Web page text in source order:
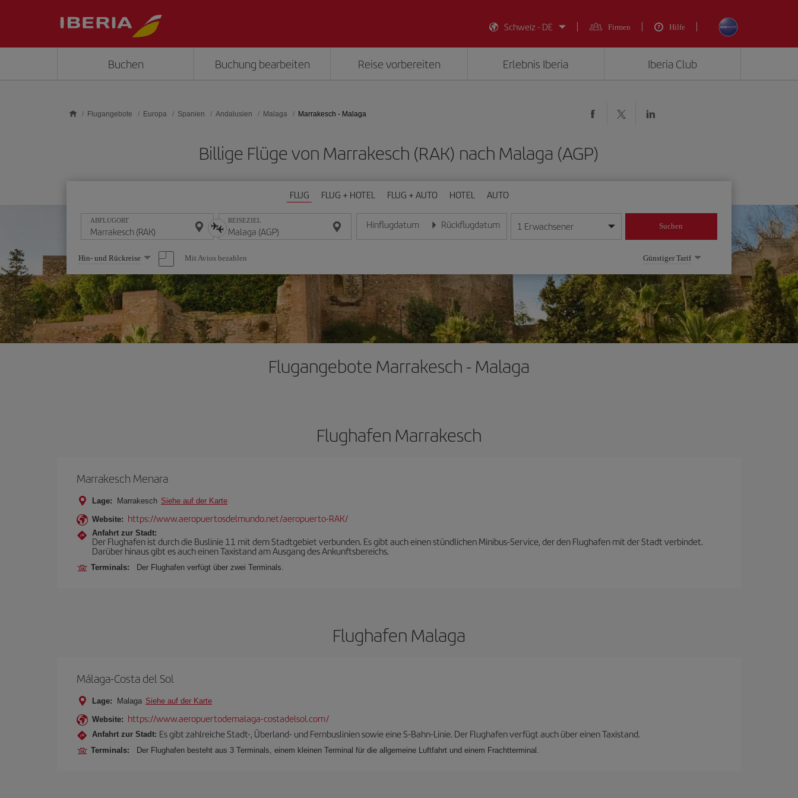
Schweiz - DE
Firmen Hilfe
Buchen Buchung bearbeiten Reise vorbereiten Erlebnis Iberia Iberia Club
Flugangebote Europa Spanien Andalusien Malaga Marrakesch - Malaga
Billige Flüge von Marrakesch (RAK) nach Malaga (AGP)
FLUG FLUG + HOTEL FLUG + AUTO HOTEL AUTO
ABFLUGORT REISEZIEL Hinflugdatum
Geben Sie das Datum im Format Tag/Monat/Jahr ein
Rückflugdatum
Geben Sie das Datum im Format Tag/Monat/Jahr ein
1 Erwachsener Suchen
Wählen
Sie
eine
Option
Hin- und Rückreise Mit Avios bezahlen Günstiger Tarif
Flugangebote Marrakesch - Malaga
Flughafen Marrakesch
Marrakesch Menara
Lage: Marrakesch Siehe auf der Karte
Website: https://www.aeropuertosdelmundo.net/aeropuerto-RAK/
Anfahrt zur Stadt:
Der Flughafen ist durch die Buslinie 11 mit dem Stadtgebiet verbunden. Es gibt auch einen stündlichen Minibus-Service, der den Flughafen mit der Stadt verbindet.
Darüber hinaus gibt es auch einen Taxistand am Ausgang des Ankunftsbereichs.
Terminals: Der Flughafen verfügt über zwei Terminals.
Flughafen Malaga
Málaga-Costa del Sol
Lage: Malaga Siehe auf der Karte
Website: https://www.aeropuertodemalaga-costadelsol.com/
Anfahrt zur Stadt: Es gibt zahlreiche Stadt-, Überland- und Fernbuslinien sowie eine S-Bahn-Linie. Der Flughafen verfügt auch über einen Taxistand.
Terminals: Der Flughafen besteht aus 3 Terminals, einem kleinen Terminal für die allgemeine Luftfahrt und einem Frachtterminal.